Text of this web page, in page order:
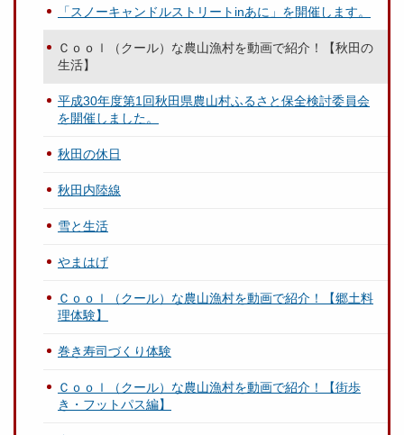
「スノーキャンドルストリートinあに」を開催します。
Ｃｏｏｌ（クール）な農山漁村を動画で紹介！【秋田の
生活】
平成30年度第1回秋田県農山村ふるさと保全検討委員会
を開催しました。
秋田の休日
秋田内陸線
雪と生活
やまはげ
Ｃｏｏｌ（クール）な農山漁村を動画で紹介！【郷土料
理体験】
巻き寿司づくり体験
Ｃｏｏｌ（クール）な農山漁村を動画で紹介！【街歩
き・フットパス編】